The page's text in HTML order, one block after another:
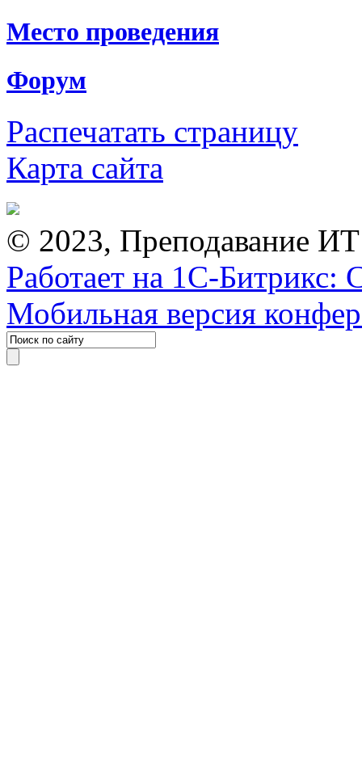
Место проведения
Форум
Распечатать страницу
Карта сайта
© 2023, Преподавание
Работает на 1С-Битрикс:
Мобильная версия